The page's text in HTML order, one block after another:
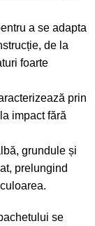
a se adapta
de la
foarte
prin
impact fără
grundule și
prelungind
se